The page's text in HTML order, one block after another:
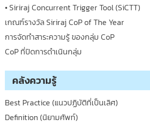
• Siriraj Concurrent Trigger Tool (SiCTT)
เกณฑ์รางวัล Siriraj CoP of The Year
การจัดทำสาระความรู้ ของกลุ่ม CoP
CoP ที่ปิดการดำเนินกลุ่ม
คลังความรู้
Best Practice (แนวปฏิบัติที่เป็นเลิศ)
Definition (นิยามศัพท์)